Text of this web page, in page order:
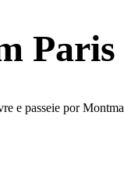
Paris
e passeie por